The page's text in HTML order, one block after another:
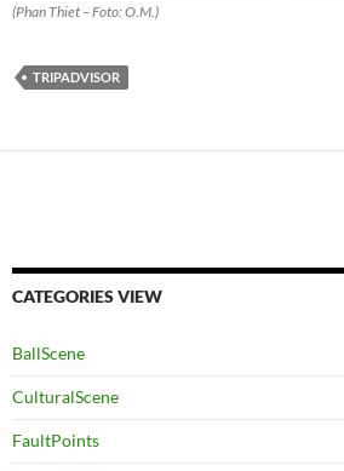
(Phan Thiet – Foto: O.M.)
TRIPADVISOR
CATEGORIES VIEW
BallScene
CulturalScene
FaultPoints